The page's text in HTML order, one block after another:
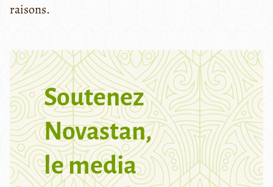
raisons.
Soutenez
Novastan,
le media